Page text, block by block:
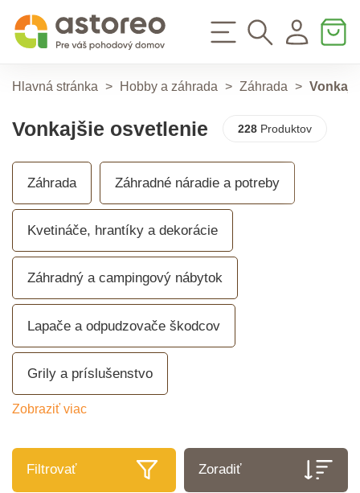
Hlavná stránka > Hobby a záhrada > Záhrada >
Vonkajšie osvetlenie 228Produktov
Záhrada Záhradné náradie a potreby
Kvetináče, hrantíky a dekorácie
Záhradný a campingový nábytok
Lapače a odpudzovače škodcov
Grily a príslušenstvo
Zobraziť viac
Filtrovať Zoradiť